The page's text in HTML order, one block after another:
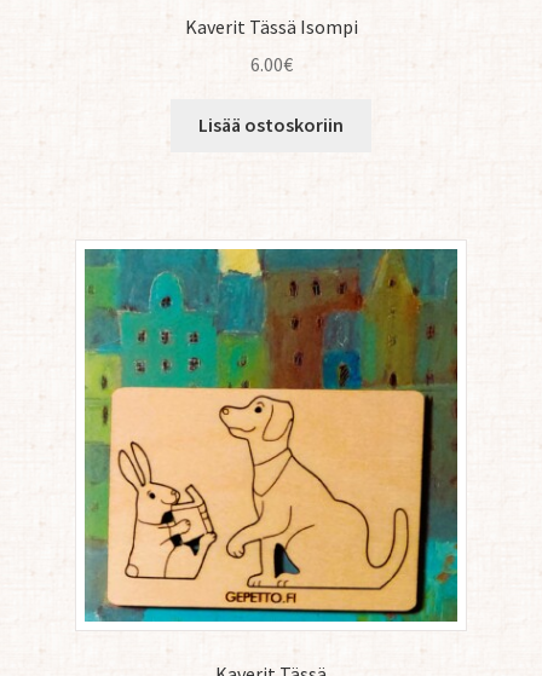
Kaverit Tässä Isompi
6.00€
Lisää ostoskoriin